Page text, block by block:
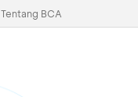
Tentang BCA